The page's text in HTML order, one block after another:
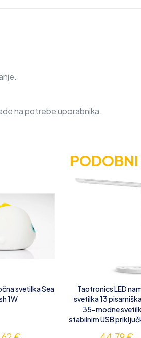
na potrebe uporabnika.
PODOBNI
svetilka Sea
1W
Taotronics LED
svetilka 13
35-modne
stabilnim USB